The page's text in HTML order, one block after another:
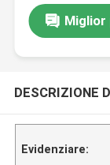
Miglior
DESCRIZIONE
Evidenziare: